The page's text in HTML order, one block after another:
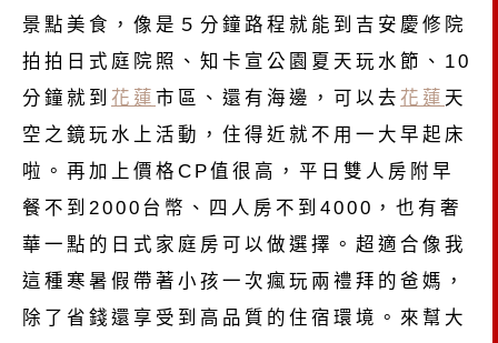
景點美食，像是５分鐘路程就能到吉安慶修院
拍拍日式庭院照、知卡宣公園夏天玩水節、10
分鐘就到 花蓮 市區、還有海邊，可以去 花蓮 天
空之鏡玩水上活動，住得近就不用一大早起床
啦。再加上價格CP值很高，平日雙人房附早
餐不到2000台幣、四人房不到4000，也有奢
華一點的日式家庭房可以做選擇。超適合像我
這種寒暑假帶著小孩一次瘋玩兩禮拜的爸媽，
除了省錢還享受到高品質的住宿環境。來幫大